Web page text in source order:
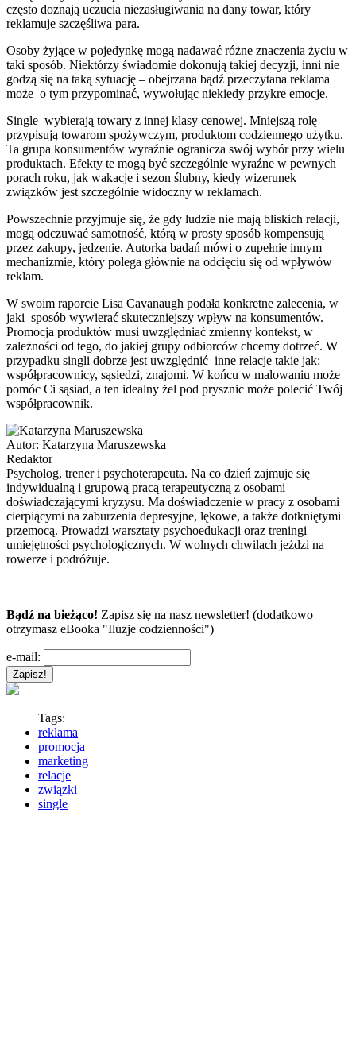
często doznają uczucia niezasługiwania na dany towar, który
reklamuje szczęśliwa para.
Osoby żyjące w pojedynkę mogą nadawać różne znaczenia życiu w
taki sposób. Niektórzy świadomie dokonują takiej decyzji, inni nie
godzą się na taką sytuację – obejrzana bądź przeczytana reklama
może o tym przypominać, wywołując niekiedy przykre emocje.
Single wybierają towary z innej klasy cenowej. Mniejszą rolę
przypisują towarom spożywczym, produktom codziennego użytku.
Ta grupa konsumentów wyraźnie ogranicza swój wybór przy wielu
produktach. Efekty te mogą być szczególnie wyraźne w pewnych
porach roku, jak wakacje i sezon ślubny, kiedy wizerunek
związków jest szczególnie widoczny w reklamach.
Powszechnie przyjmuje się, że gdy ludzie nie mają bliskich relacji,
mogą odczuwać samotność, którą w prosty sposób kompensują
przez zakupy, jedzenie. Autorka badań mówi o zupełnie innym
mechanizmie, który polega głównie na odcięciu się od wpływów
reklam.
W swoim raporcie Lisa Cavanaugh podała konkretne zalecenia, w
jaki sposób wywierać skuteczniejszy wpływ na konsumentów.
Promocja produktów musi uwzględniać zmienny kontekst, w
zależności od tego, do jakiej grupy odbiorców chcemy dotrzeć. W
przypadku singli dobrze jest uwzględnić inne relacje takie jak:
współpracownicy, sąsiedzi, znajomi. W końcu w malowaniu może
pomóc Ci sąsiad, a ten idealny żel pod prysznic może polecić Twój
współpracownik.
Autor: Katarzyna Maruszewska
Redaktor
Psycholog, trener i psychoterapeuta. Na co dzień zajmuje się
indywidualną i grupową pracą terapeutyczną z osobami
doświadczającymi kryzysu. Ma doświadczenie w pracy z osobami
cierpiącymi na zaburzenia depresyjne, lękowe, a także dotkniętymi
przemocą. Prowadzi warsztaty psychoedukacji oraz treningi
umiejętności psychologicznych. W wolnych chwilach jeździ na
rowerze i podróżuje.
Bądź na bieżąco! Zapisz się na nasz newsletter! (dodatkowo
otrzymasz eBooka "Iluzje codzienności")
e-mail:
Tags:
reklama
promocja
marketing
relacje
związki
single